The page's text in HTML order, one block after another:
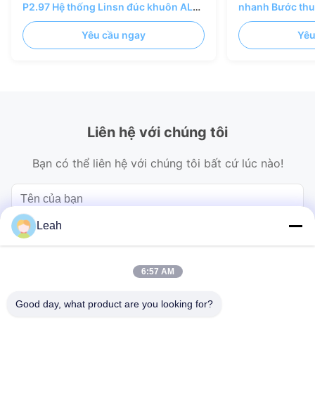
P2.97 Hệ thống Linsn đúc khuôn AL
500×500/1000mm
Yêu cầu ngay
nhanh Bước
đúc AL Cabinet
Liên hệ với chúng tôi
Bạn có thể liên hệ với chúng tôi bất cứ lúc nào!
Leah
6:57 AM
Good day, what product are you looking for?